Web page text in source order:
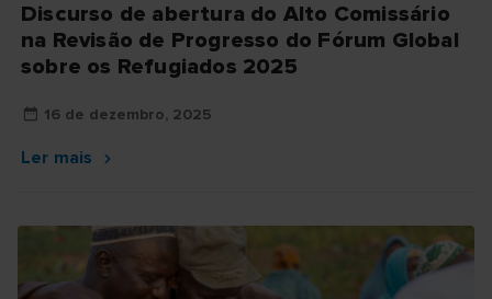
Discurso de abertura do Alto Comissário
na Revisão de Progresso do Fórum Global
sobre os Refugiados 2025
16 de dezembro, 2025
Ler mais